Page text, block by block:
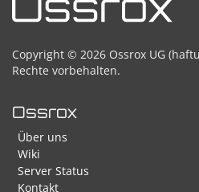
Copyright © 2026 Ossrox UG
Rechte vorbehalten.
Ossrox
Über uns
Wiki
Server Status
Kontakt